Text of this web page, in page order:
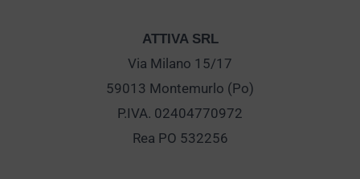
ATTIVA SRL
Via Milano 15/17
59013 Montemurlo (Po)
P.IVA. 02404770972
Rea PO 532256